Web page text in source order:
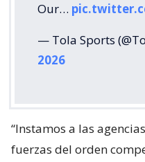
Our…
— Tola Sports
2026
“Instamos a las
fuerzas del orden